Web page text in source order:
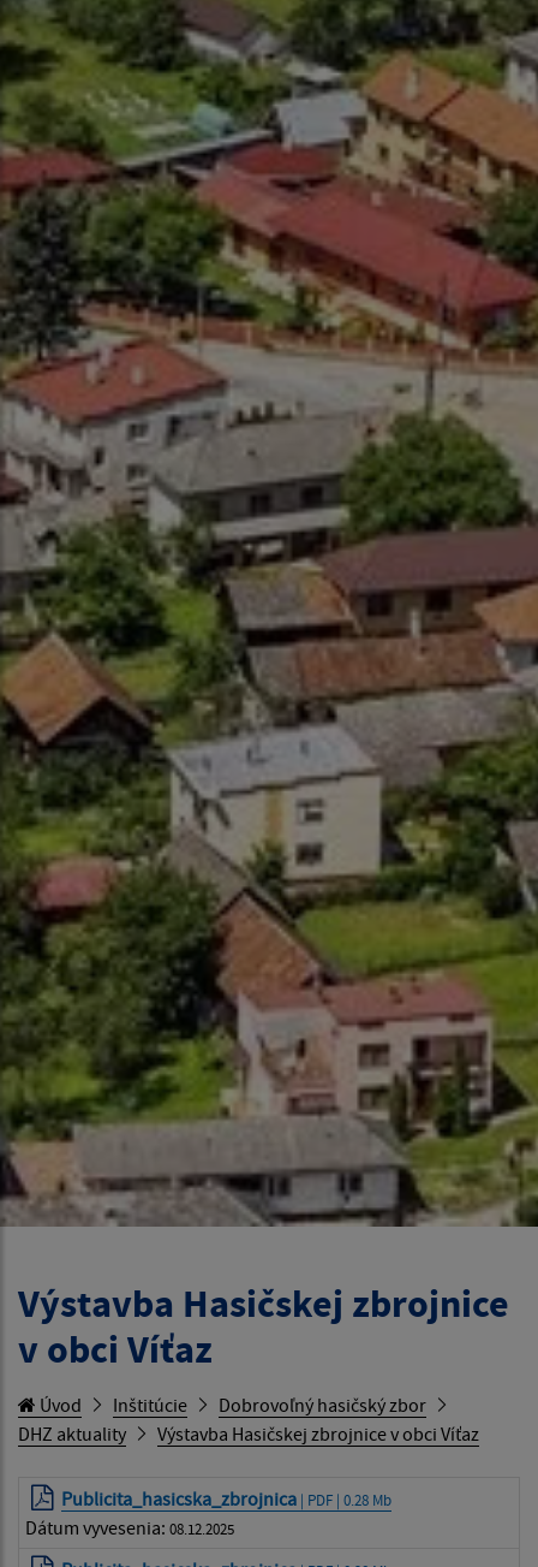
Výstavba Hasičskej zbrojnice
v obci Víťaz
Úvod Inštitúcie
Dobrovoľný hasičský zbor
DHZ aktuality
Výstavba Hasičskej zbrojnice v obci Víťaz
Publicita_hasicska_zbrojnica | PDF | 0.28 Mb
Dátum vyvesenia: 08.12.2025